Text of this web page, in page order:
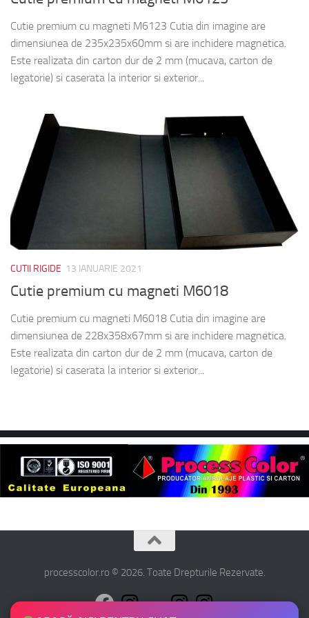
Cutie premium cu magneti M6123 Cutia din imagine are
dimensiunea de 235x235x60mm si are inchidere magnetica.
Este realizata din carton dur de 2 mm (mucava, carton de
legatorie) si caserata la interior si exterior...
CUTII RIGIDE 13 IANUARIE 2021
Cutie premium cu magneti M6018
Cutie premium cu magneti M6018 Cutia din imagine are
dimensiunea de 228x358x67mm si are inchidere magnetica.
Este realizata din carton dur de 2 mm (mucava, carton de
legatorie) si caserata la interior si exterior...
processcolor.ro © 2026. Toate Drepturile Rezervate.